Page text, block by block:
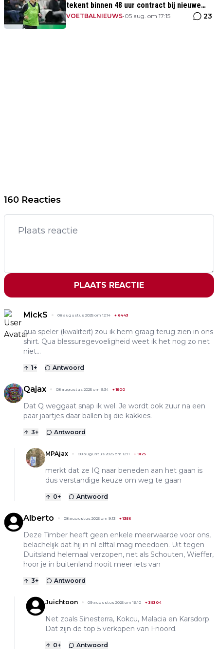
tekent binnen 48 uur contract bij nieuwe
club'
VOETBALNIEUWS•05 aug. om 17:15 23
160 Reacties
PLAATS REACTIE
MickS 08 augustus 2025 om 12:14 + 6443
qua speler (kwaliteit) zou ik hem graag terug zien in ons
shirt. Qua blessuregevoeligheid weet ik het nog zo net
niet...
1+ Antwoord
Qajax 08 augustus 2025 om 9:34 +1500
Dat Q weggaat snap ik wel. Je wordt ook zuur na een
paar jaartjes daar ballen bij die kakkies.
3+ Antwoord
MPAjax 08 augustus 2025 om 12:11 + 9125
merkt dat ze IQ naar beneden aan het gaan is
dus verstandige keuze om weg te gaan
0+ Antwoord
Alberto 08 augustus 2025 om 9:13 +1356
Deze Timber heeft geen enkele meerwaarde voor ons,
belachelijk dat hij in nl elftal mag meedoen. Uit tegen
Duitsland helemaal verzopen, net als Schouten, Wieffer,
hoor je in buitenland nooit meer iets van
3+ Antwoord
Juichtoon 09 augustus 2025 om 16:10 + 39304
Net zoals Sinesterra, Kokcu, Malacia en Karsdorp.
Dat zijn de top 5 verkopen van Fnoord.
0+ Antwoord